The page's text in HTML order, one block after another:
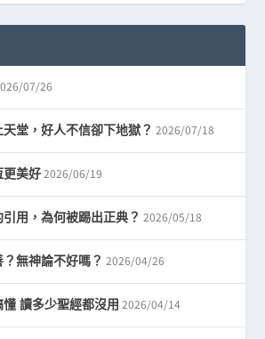
07/26
堂，好人不信卻下地獄？ 2026/07/18
更美好 2026/06/19
引用，為何被踢出正典？ 2026/05/18
無神論不好嗎？ 2026/04/26
讀多少聖經都沒用 2026/04/14